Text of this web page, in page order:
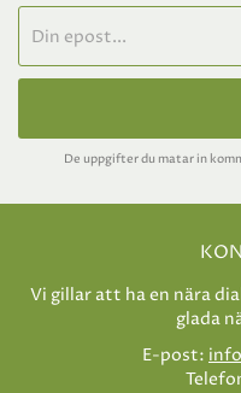
De uppgifter du matar in
Vi gillar att ha en nära
glada
E-post: